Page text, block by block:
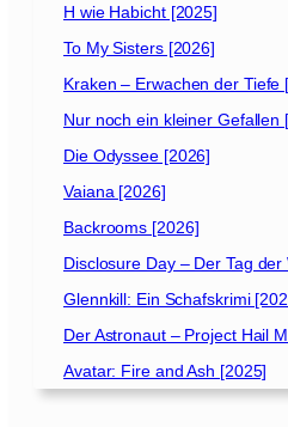
H wie Habicht [2025]
To My Sisters [2026]
Kraken – Erwachen der Tiefe
Nur noch ein kleiner Gefallen
Die Odyssee [2026]
Vaiana [2026]
Backrooms [2026]
Disclosure Day – Der Tag
Glennkill: Ein Schafskrimi
Der Astronaut – Project Hail
Avatar: Fire and Ash [2025]